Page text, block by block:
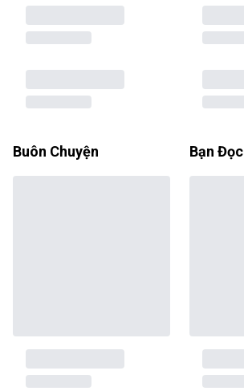
Buôn Chuyện Bạn Đọc